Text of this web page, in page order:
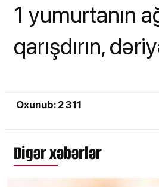
1 yumurtanın
qarışdırın,
Oxunub: 2 311
Digər xəbərlər